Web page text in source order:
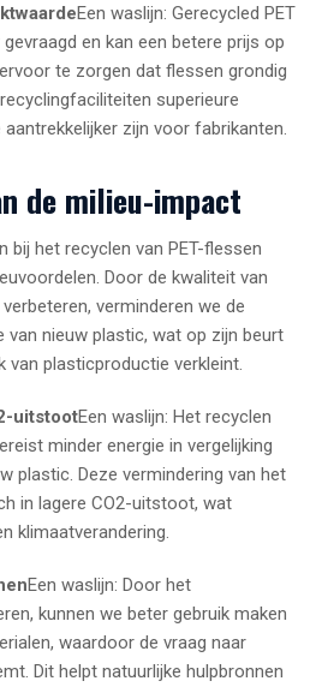
Een waslijn: Gerecycled PET
en kan een betere prijs op
te zorgen dat flessen grondig
superieure
zijn voor fabrikanten.
de milieu-impact
bij het recyclen van PET-flessen
Door de kwaliteit van
verminderen we de
nieuw plastic, wat op zijn beurt
plasticproductie verkleint.
uitstootEen waslijn: Het recyclen
minder energie in vergelijking
plastic. Deze vermindering van het
in lagere CO2-uitstoot, wat
klimaatverandering.
Een waslijn: Door het
kunnen we beter gebruik maken
waardoor de vraag naar
Dit helpt natuurlijke hulpbronnen